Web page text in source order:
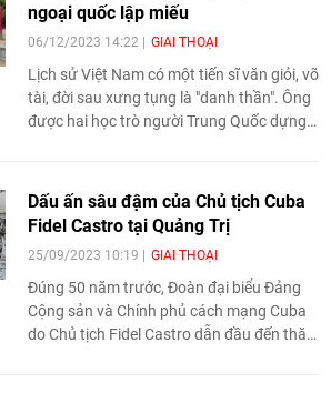
ngoại quốc lập miếu
06/12/2023 14:22 GIAI THOẠI
Lịch sử Việt Nam có một tiến sĩ văn giỏi, võ
tài, đời sau xưng tụng là "danh thần". Ông
được hai học trò người Trung Quốc dựng
Dấu ấn sâu đậm của Chủ tịch Cuba
Fidel Castro tại Quảng Trị
25/09/2023 10:19 GIAI THOẠI
Ðúng 50 năm trước, Ðoàn đại biểu Ðảng
Cộng sản và Chính phủ cách mạng Cuba
do Chủ tịch Fidel Castro dẫn đầu đến thăm